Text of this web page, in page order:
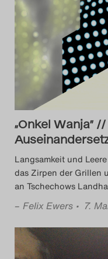
„Onkel Wanja”
Langsamkeit und
das Zirpen der Grillen
an Tschechows
– Felix Ewers • 7.